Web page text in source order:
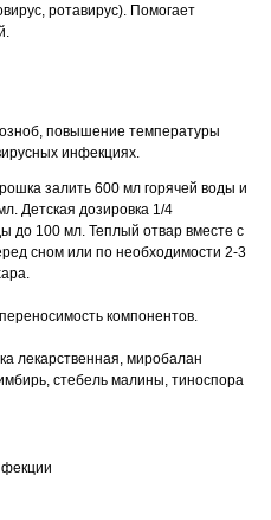
ротавирус). Помогает
повышение температуры
инфекциях.
залить 600 мл горячей воды и
Детская дозировка 1/4
до 100 мл. Теплый отвар вместе с
сном или по необходимости 2-3
компонентов.
лекарственная, миробалан
стебель малины, тиноспора